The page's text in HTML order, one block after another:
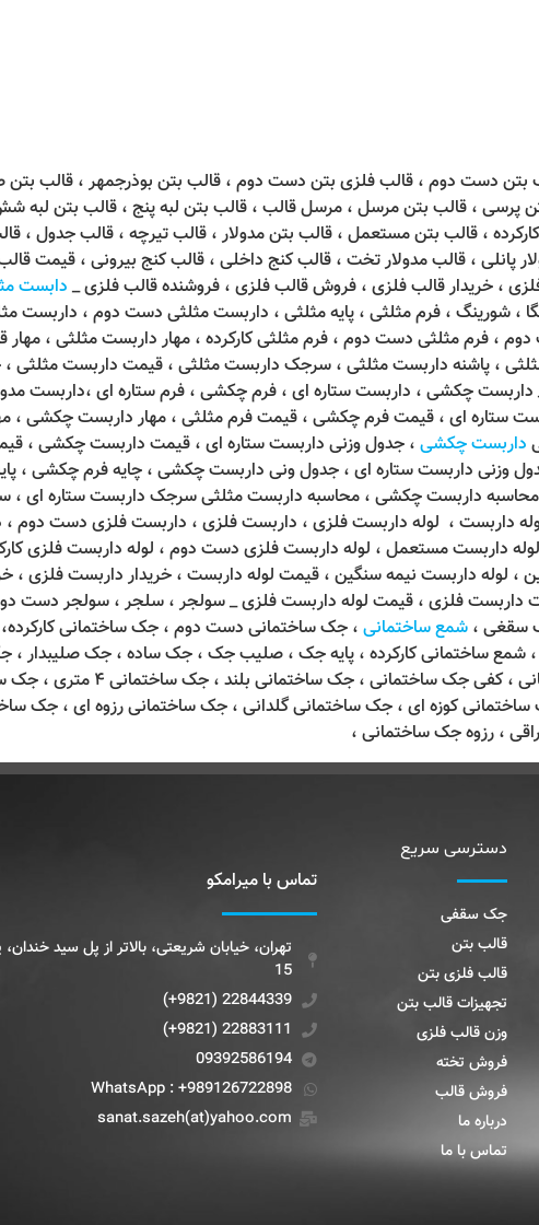
بتن دست دوم ، قالب فلزی بتن دست دوم ، قالب بتن بوذرجمهر ، قالب
پرسی ، قالب بتن مرسل ، مرسل قالب ، قالب بتن لبه پنج ، قالب بتن لبه
، قالب بتن مستعمل ، قالب بتن مدولار ، قالب تیرچه ، قالب جدول ،
پانلی ، قالب مدولار تخت ، قالب کنج داخلی ، قالب کنج بیرونی ، قیمت
، خریدار قالب فلزی ، فروش قالب فلزی ، فروشنده قالب فلزی _دابست
، شورینگ ، فرم مثلثی ، پایه مثلثی ، داربست مثلثی دست دوم ، داربست
، فرم مثلثی دست دوم ، فرم مثلثی کارکرده ، مهار داربست مثلثی ، مهار
، پاشنه داربست مثلثی ، سرجک داربست مثلثی ، قیمت داربست مثلثی
چکشی ، داربست ستاره ای ، فرم چکشی ، فرم ستاره ای ،داربست
ستاره ای ، قیمت فرم چکشی ، قیمت فرم مثلثی ، مهار داربست چکشی ،
داربست چکشی ، جدول وزنی داربست ستاره ای ، قیمت داربست چکشی ،
وزنی داربست ستاره ای ، جدول ونی داربست چکشی ، چایه فرم چکشی ،
داربست چکشی ، محاسبه داربست مثلثی سرجک داربست ستاره ای ،
داربست ، لوله داربست فلزی ، داربست فلزی ، داربست فلزی دست دوم
داربست مستعمل ، لوله داربست فلزی دست دوم ، لوله داربست فلزی
داربست نیمه سنگین ، قیمت لوله داربست ، خریدار داربست فلزی ،
داربست فلزی ، قیمت لوله داربست فلزی _ سولجر ، سلجر ، سولجر دست
سقغی ، شمع ساختمانی ، جک ساختمانی دست دوم ، جک ساختمانی
ساختمانی کارکرده ، پایه جک ، صلیب جک ، جک ساده ، جک صلیبدار ،
۶ متری ، جک ساختمانی ۳٫۵ متری ، جک ساختمانی کوزه ای ، جک ساختمانی گلدانی ، جک ساختمانی رزوه ای ،
، رزوه جک ساختمانی ،
دسترسی سریع
جک سقفی
قالب بتن
قالب فلزی بتن
تجهیزات قالب بتن
وزن قالب فلزی
فروش تخته
فروش قالب
درباره ما
تماس با ما
تماس با میرامکو
15
22844339 (9821+)
22883111 (9821+)
09392586194
WhatsApp : +989126722898
sanat.sazeh(at)yahoo.com